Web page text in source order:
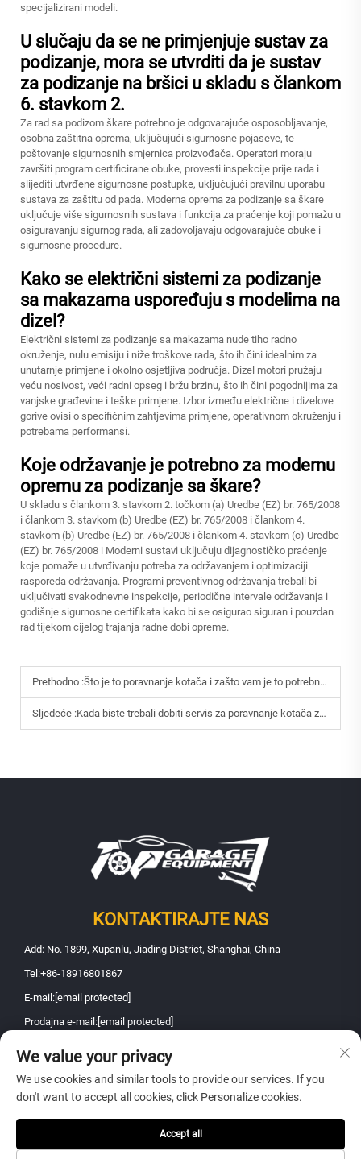
specijalizirani modeli.
U slučaju da se ne primjenjuje sustav za
podizanje, mora se utvrditi da je sustav
za podizanje na bršici u skladu s člankom
6. stavkom 2.
Za rad sa podizom škare potrebno je odgovarajuće osposobljavanje,
osobna zaštitna oprema, uključujući sigurnosne pojaseve, te
poštovanje sigurnosnih smjernica proizvođača. Operatori moraju
završiti program certificirane obuke, provesti inspekcije prije rada i
slijediti utvrđene sigurnosne postupke, uključujući pravilnu uporabu
sustava za zaštitu od pada. Moderna oprema za podizanje sa škare
uključuje više sigurnosnih sustava i funkcija za praćenje koji pomažu u
osiguravanju sigurnog rada, ali zadovoljavaju odgovarajuće obuke i
sigurnosne procedure.
Kako se električni sistemi za podizanje
sa makazama uspoređuju s modelima na
dizel?
Električni sistemi za podizanje sa makazama nude tiho radno
okruženje, nulu emisiju i niže troškove rada, što ih čini idealnim za
unutarnje primjene i okolno osjetljiva područja. Dizel motori pružaju
veću nosivost, veći radni opseg i bržu brzinu, što ih čini pogodnijima za
vanjske građevine i teške primjene. Izbor između električne i dizelove
gorive ovisi o specifičnim zahtjevima primjene, operativnom okruženju i
potrebama performansi.
Koje održavanje je potrebno za modernu
opremu za podizanje sa škare?
U skladu s člankom 3. stavkom 2. točkom (a) Uredbe (EZ) br. 765/2008
i člankom 3. stavkom (b) Uredbe (EZ) br. 765/2008 i člankom 4.
stavkom (b) Uredbe (EZ) br. 765/2008 i člankom 4. stavkom (c) Uredbe
(EZ) br. 765/2008 i Moderni sustavi uključuju dijagnostičko praćenje
koje pomaže u utvrđivanju potreba za održavanjem i optimizaciji
rasporeda održavanja. Programi preventivnog održavanja trebali bi
uključivati svakodnevne inspekcije, periodične intervale održavanja i
godišnje sigurnosne certifikata kako bi se osigurao siguran i pouzdan
rad tijekom cijelog trajanja radne dobi opreme.
Prethodno :Što je to poravnanje kotača i zašto vam je to potrebno?
Sljedeće :Kada biste trebali dobiti servis za poravnanje kotača za svoj automobil?
KONTAKTIRAJTE NAS
Add: No. 1899, Xupanlu, Jiading District, Shanghai, China
Tel:+86-18916801867
E-mail: [email protected]
Prodajna e-mail: [email protected]
Copyright © 2026 Shanghai Fanbao Automobile Maintenance Equipment
Co., Ltd. Sva prava rezervirana -Politika privatnosti
We value your privacy
We use cookies and similar tools to provide our services. If you
don't want to accept all cookies, click Personalize cookies.
Accept all